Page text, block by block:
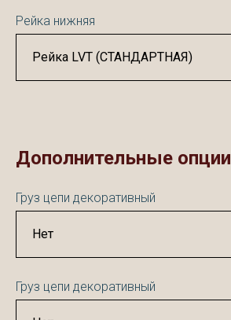
Рейка нижняя
Дополнительные опции
Груз цепи декоративный
Груз цепи декоративный